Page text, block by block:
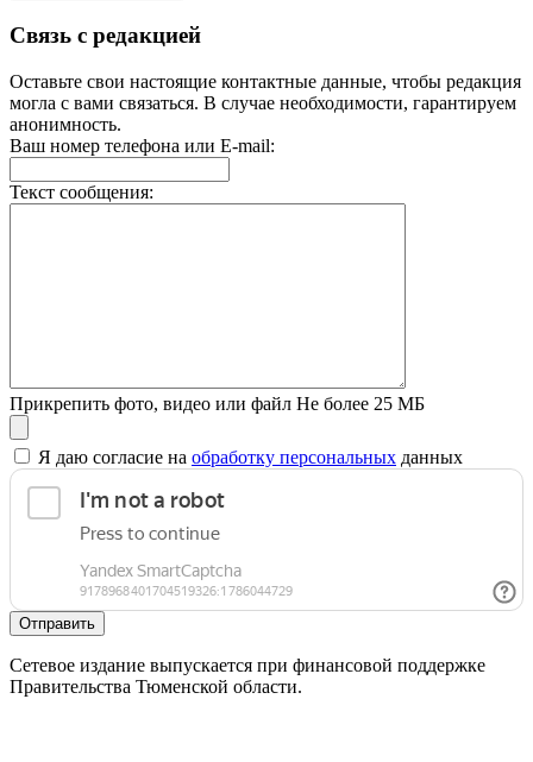
Связь с редакцией
Оставьте свои настоящие контактные данные, чтобы редакция
могла с вами связаться. В случае необходимости, гарантируем
анонимность.
Ваш номер телефона или E-mail:
Текст сообщения:
Прикрепить фото, видео или файл Не более 25 МБ
Я даю согласие на обработку персональных данных
Отправить
Сетевое издание выпускается при финансовой поддержке
Правительства Тюменской области.